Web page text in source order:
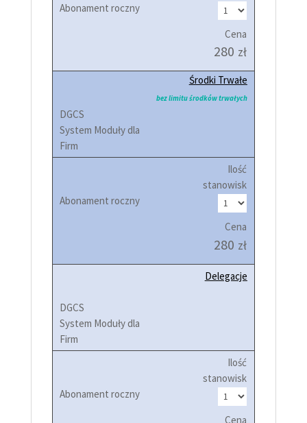
Cena
280 zł
Środki Trwałe
bez limitu środków trwałych
Ilość
stanowisk
Cena
280 zł
Delegacje
Ilość
stanowisk
Cena